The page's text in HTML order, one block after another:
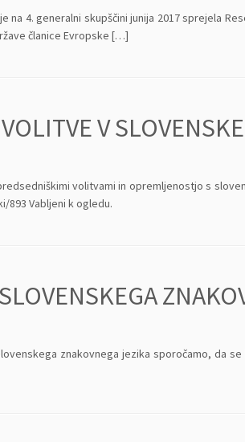
na 4. generalni skupščini junija 2017 sprejela
članice Evropske […]
V
volitvami in opremljenostjo s
Vabljeni k ogledu.
znakovnega jezika sporočamo, da